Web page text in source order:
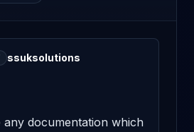
ssuksolutions
any documentation which